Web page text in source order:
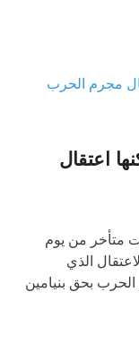
اعتقال
متأخر من يوم
الذي
بحق بنيامين